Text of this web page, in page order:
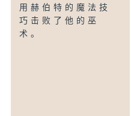
用赫伯特的魔法技
巧击败了他的巫
术。